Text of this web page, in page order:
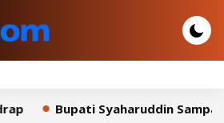
Syaharuddin Sampaikan